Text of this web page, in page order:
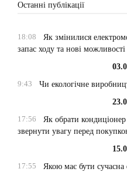
Останні публікації
18:08
Як змінилися
запас ходу та нові можливості
9:43
Чи екологічне
17:56
Як обрати
звернути увагу перед
17:55
Якою має бути